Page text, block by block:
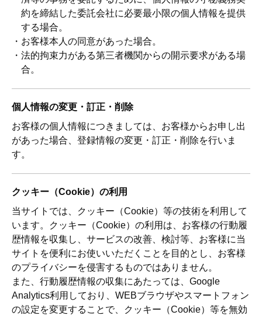
約を締結した委託会社に必要最小限の個人情報を提供
する場合。
・お客様本人の同意があった場合。
・法的拘束力がある第三者機関からの開示要求がある場
合。
個人情報の変更・訂正・削除
お客様の個人情報につきましては、お客様からお申し出
があった場合、登録情報の変更・訂正・削除を行いま
す。
クッキー（Cookie）の利用
当サイトでは、クッキー（Cookie）等の技術を利用して
います。クッキー（Cookie）の利用は、お客様の行動履
歴情報を収集し、サービスの改善、検討等、お客様に当
サイトを便利にお使いいただくことを目的とし、お客様
のプライバシーを侵害するものではありません。
また、行動履歴情報の収集にあたっては、Google
Analytics利用しており、WEBブラウザやスマートフォン
の設定を変更することで、クッキー（Cookie）等を無効